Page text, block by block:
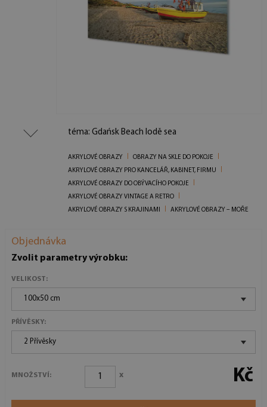
téma: Gdańsk Beach lodě sea
AKRYLOVÉ OBRAZY
OBRAZY NA SKLE DO POKOJE
AKRYLOVÉ OBRAZY PRO KANCELÁŘ, KABINET, FIRMU
AKRYLOVÉ OBRAZY DO OBÝVACÍHO POKOJE
AKRYLOVÉ OBRAZY VINTAGE A RETRO
AKRYLOVÉ OBRAZY S KRAJINAMI
AKRYLOVÉ OBRAZY – MOŘE
Objednávka
Zvolit parametry výrobku:
VELIKOST:
100x50 cm
PŘÍVĚSKY:
2 Přívěsky
MNOŽSTVÍ: x Kč